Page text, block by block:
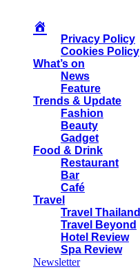
Privacy Policy
Cookies Policy
What’s on
News
Feature
Trends & Update
Fashion
Beauty
Gadget
Food & Drink
Restaurant
Bar
Café
Travel
Travel Thailand
Travel Beyond
Hotel Review
Spa Review
Newsletter